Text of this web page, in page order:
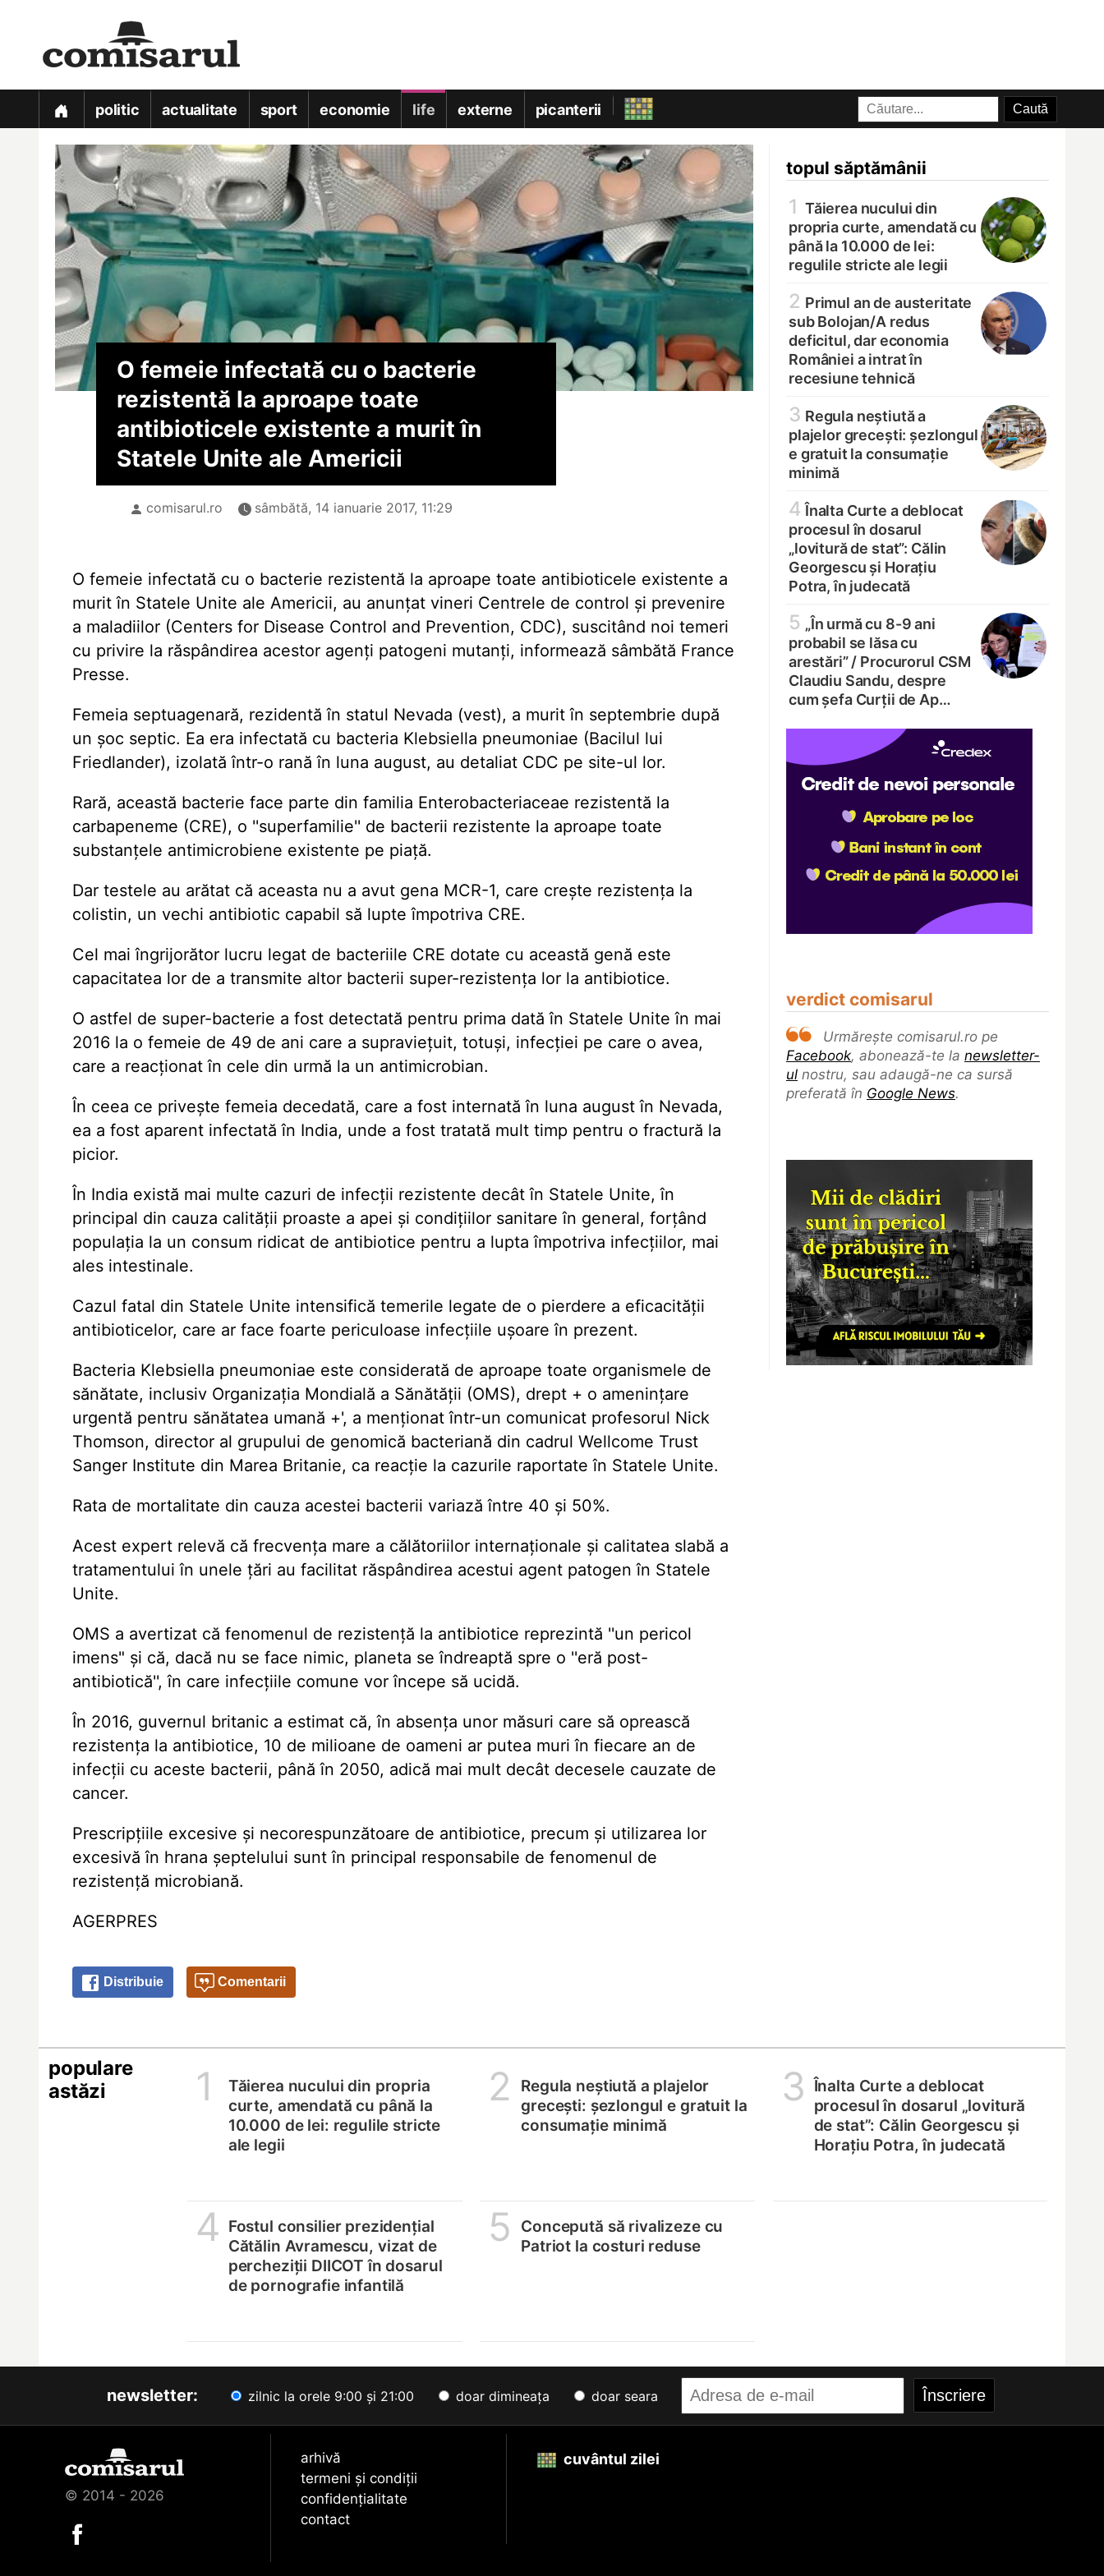
politic actualitate sport economie life externe picanterii
topul săptămânii
1 Tăierea nucului din
propria curte, amendată cu
până la 10.000 de lei:
regulile stricte ale legii
2 Primul an de austeritate
sub Bolojan/A redus
deficitul, dar economia
României a intrat în
recesiune tehnică
3 Regula neștiută a
plajelor grecești: șezlongul
e gratuit la consumație
minimă
4 Înalta Curte a deblocat
procesul în dosarul
„lovitură de stat”: Călin
Georgescu și Horațiu
Potra, în judecată
5 „În urmă cu 8-9 ani
probabil se lăsa cu
arestări” / Procurorul CSM
Claudiu Sandu, despre
cum șefa Curții de Ap…
verdict comisarul
Urmărește comisarul.ro pe
Facebook, abonează-te la newsletter-
ul nostru, sau adaugă-ne ca sursă
preferată în Google News.
O femeie infectată cu o bacterie
rezistentă la aproape toate
antibioticele existente a murit în
Statele Unite ale Americii
comisarul.ro sâmbătă, 14 ianuarie 2017, 11:29
O femeie infectată cu o bacterie rezistentă la aproape toate antibioticele existente a
murit în Statele Unite ale Americii, au anunțat vineri Centrele de control și prevenire
a maladiilor (Centers for Disease Control and Prevention, CDC), suscitând noi temeri
cu privire la răspândirea acestor agenți patogeni mutanți, informează sâmbătă France
Presse.
Femeia septuagenară, rezidentă în statul Nevada (vest), a murit în septembrie după
un șoc septic. Ea era infectată cu bacteria Klebsiella pneumoniae (Bacilul lui
Friedlander), izolată într-o rană în luna august, au detaliat CDC pe site-ul lor.
Rară, această bacterie face parte din familia Enterobacteriaceae rezistentă la
carbapeneme (CRE), o ''superfamilie'' de bacterii rezistente la aproape toate
substanțele antimicrobiene existente pe piață.
Dar testele au arătat că aceasta nu a avut gena MCR-1, care crește rezistența la
colistin, un vechi antibiotic capabil să lupte împotriva CRE.
Cel mai îngrijorător lucru legat de bacteriile CRE dotate cu această genă este
capacitatea lor de a transmite altor bacterii super-rezistența lor la antibiotice.
O astfel de super-bacterie a fost detectată pentru prima dată în Statele Unite în mai
2016 la o femeie de 49 de ani care a supraviețuit, totuși, infecției pe care o avea,
care a reacționat în cele din urmă la un antimicrobian.
În ceea ce privește femeia decedată, care a fost internată în luna august în Nevada,
ea a fost aparent infectată în India, unde a fost tratată mult timp pentru o fractură la
picior.
În India există mai multe cazuri de infecții rezistente decât în Statele Unite, în
principal din cauza calității proaste a apei și condițiilor sanitare în general, forțând
populația la un consum ridicat de antibiotice pentru a lupta împotriva infecțiilor, mai
ales intestinale.
Cazul fatal din Statele Unite intensifică temerile legate de o pierdere a eficacității
antibioticelor, care ar face foarte periculoase infecțiile ușoare în prezent.
Bacteria Klebsiella pneumoniae este considerată de aproape toate organismele de
sănătate, inclusiv Organizația Mondială a Sănătății (OMS), drept + o amenințare
urgentă pentru sănătatea umană +', a menționat într-un comunicat profesorul Nick
Thomson, director al grupului de genomică bacteriană din cadrul Wellcome Trust
Sanger Institute din Marea Britanie, ca reacție la cazurile raportate în Statele Unite.
Rata de mortalitate din cauza acestei bacterii variază între 40 și 50%.
Acest expert relevă că frecvența mare a călătoriilor internaționale și calitatea slabă a
tratamentului în unele țări au facilitat răspândirea acestui agent patogen în Statele
Unite.
OMS a avertizat că fenomenul de rezistență la antibiotice reprezintă ''un pericol
imens" și că, dacă nu se face nimic, planeta se îndreaptă spre o ''eră post-
antibiotică'', în care infecțiile comune vor începe să ucidă.
În 2016, guvernul britanic a estimat că, în absența unor măsuri care să oprească
rezistența la antibiotice, 10 de milioane de oameni ar putea muri în fiecare an de
infecții cu aceste bacterii, până în 2050, adică mai mult decât decesele cauzate de
cancer.
Prescripțiile excesive și necorespunzătoare de antibiotice, precum și utilizarea lor
excesivă în hrana șeptelului sunt în principal responsabile de fenomenul de
rezistență microbiană.
AGERPRES
Distribuie Comentarii
populare
astăzi
1
Tăierea nucului din propria
curte, amendată cu până la
10.000 de lei: regulile stricte
ale legii
2
Regula neștiută a plajelor
grecești: șezlongul e gratuit la
consumație minimă
3
Înalta Curte a deblocat
procesul în dosarul „lovitură
de stat”: Călin Georgescu și
Horațiu Potra, în judecată
4 Fostul consilier prezidențial
Cătălin Avramescu, vizat de
percheziții DIICOT în dosarul
de pornografie infantilă
5
Concepută să rivalizeze cu
Patriot la costuri reduse
newsletter: zilnic la orele 9:00 și 21:00 doar dimineața doar seara
© 2014 - 2026
arhivă
termeni și condiții
confidențialitate
contact
cuvântul zilei